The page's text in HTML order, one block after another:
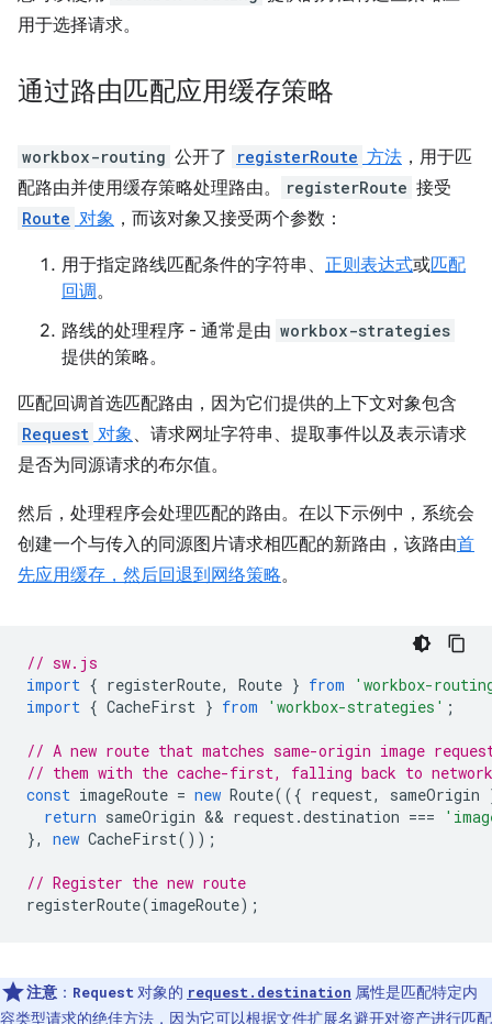
用于选择请求。
通过路由匹配应用缓存策略
workbox-routing 公开了 registerRoute 方法 ，用于匹
配路由并使用缓存策略处理路由。
registerRoute 接受
Route 对象 ，而该对象又接受两个参数：
用于指定路线匹配条件的字符串、 正则表达式或匹配
回调。
路线的处理程序 - 通常是由 workbox-strategies
提供的策略。
匹配回调首选匹配路由，因为它们提供的上下文对象包含
Request 对象、请求网址字符串、提取事件以及表示请求
是否为同源请求的布尔值。
然后，处理程序会处理匹配的路由。在以下示例中，系统会
创建一个与传入的同源图片请求相匹配的新路由，该路由首
先应用缓存，然后回退到网络策略。
// sw.js
import { registerRoute, Route } from
'workbox-
import { CacheFirst } from 'workbox-strategies' ;
// A new route that matches same-origin image
// them with the cache-first, falling back to
const imageRoute = new Route(({ request, sameOrigin
return sameOrigin && request.destination ===
},
new CacheFirst());
// Register the new route
registerRoute(imageRoute);
注意 ： Request 对象的 request.destination 属性是匹配特定内
容类型请求的绝佳方法，因为它可以根据文件扩展名避开对资产进行匹配